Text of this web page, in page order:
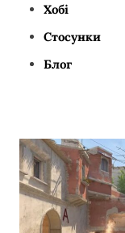
Хобі
Стосунки
Блог